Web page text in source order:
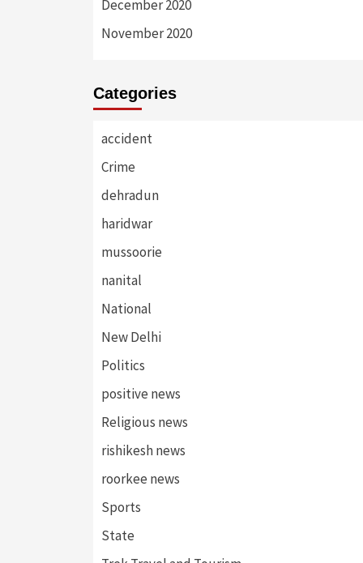
December 2020
November 2020
Categories
accident
Crime
dehradun
haridwar
mussoorie
nanital
National
New Delhi
Politics
positive news
Religious news
rishikesh news
roorkee news
Sports
State